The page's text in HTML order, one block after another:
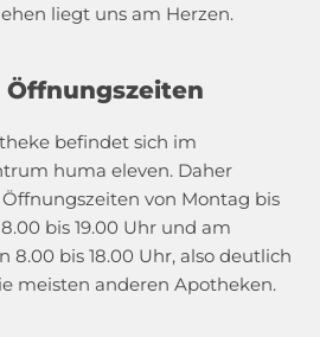
liegt uns am Herzen.
Öffnungszeiten
befindet sich im
huma eleven. Daher
von Montag bis
bis 19.00 Uhr und am
8.00 bis 18.00 Uhr, also deutlich
meisten anderen Apotheken.